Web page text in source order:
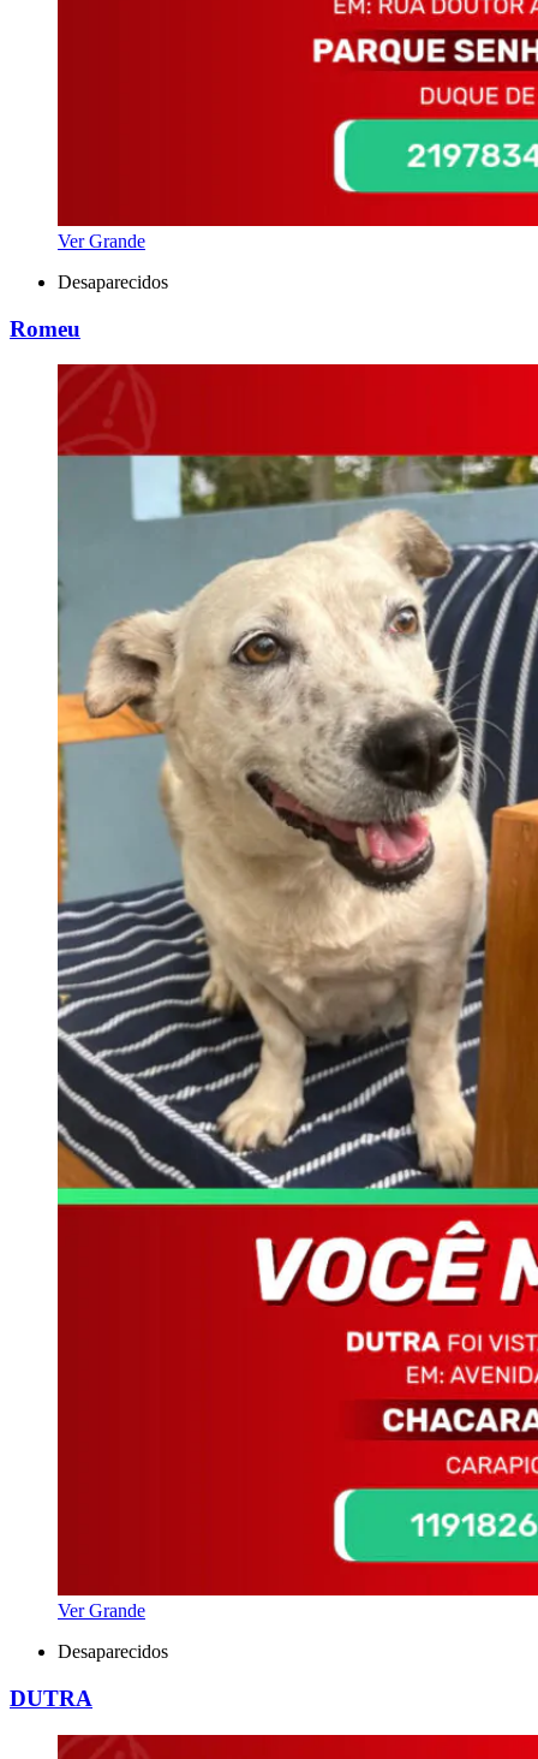
Ver Grande
Desaparecidos
Romeu
Ver Grande
Desaparecidos
DUTRA